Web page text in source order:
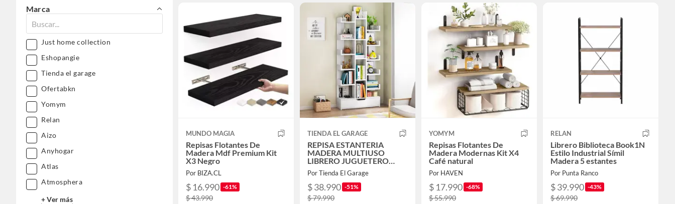
Marca
Just home collection
Eshopangie
Tienda el garage
Ofertabkn
Yomym
Relan
Aizo
Anyhogar
Atlas
Atmosphera
+ Ver más
MUNDO MAGIA
Repisas Flotantes De
Madera Mdf Premium Kit
X3 Negro
Por BIZA.CL
$ 16.990 -61%
$ 43.990
TIENDA EL GARAGE
REPISA ESTANTERIA
MADERA MULTIUSO
LIBRERO JUGUETERO
169x51x19
Por Tienda El Garage
$ 38.990 -51%
$ 79.990
YOMYM
Repisas Flotantes De
Madera Modernas Kit X4
Café natural
Por HAVEN
$ 17.990 -68%
$ 55.990
RELAN
Librero Biblioteca Book1N
Estilo Industrial Símil
Madera 5 estantes
Por Punta Ranco
$ 39.990 -43%
$ 69.990